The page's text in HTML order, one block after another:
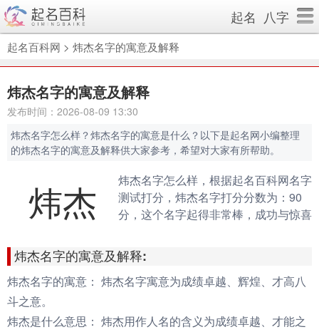
起名 八字
起名百科网 > 炜杰名字的寓意及解释
炜杰名字的寓意及解释
发布时间：2026-08-09 13:30
炜杰名字怎么样？炜杰名字的寓意是什么？以下是起名网小编整理
的炜杰名字的寓意及解释供大家参考，希望对大家有所帮助。
炜杰
炜杰名字怎么样，根据起名百科网名字
测试打分，炜杰名字打分分数为：90
分，这个名字起得非常棒，成功与惊喜
以上为很棒的名字，80-90分为很好的
名字，70分以下为不好的名字）
炜杰名字的寓意及解释:
炜杰名字的寓意： 炜杰名字寓意为成绩卓越、辉煌、才高八
斗之意。
炜杰是什么意思： 炜杰用作人名的含义为成绩卓越、才能之